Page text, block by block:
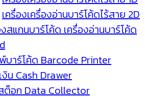
เครื่องเครื่องอ่านบาร์โค้ดไร้สาย 2D
สแกนบาร์โค้ด เครื่องอ่านบาร์โค้ด
บาร์โค้ด Barcode Printer
น Cash Drawer
ต็อก Data Collector